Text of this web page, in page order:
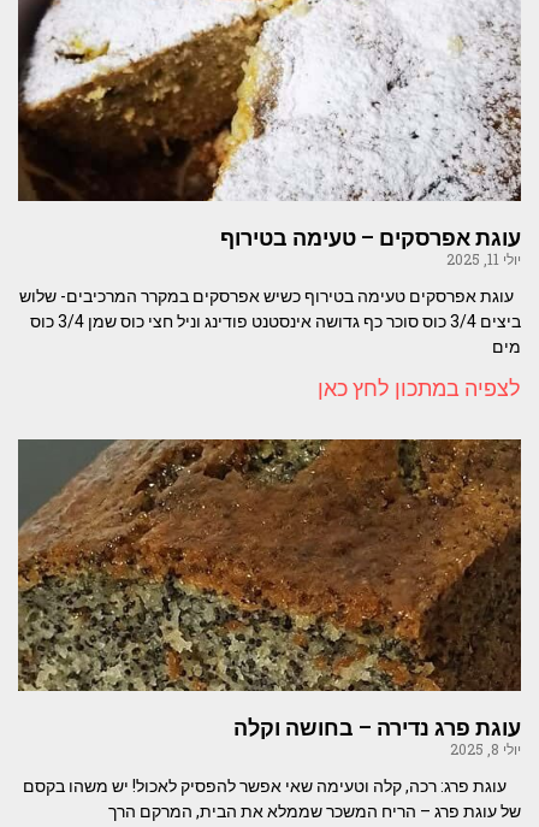
עוגת אפרסקים – טעימה בטירוף
יולי 11, 2025
עוגת אפרסקים טעימה בטירוף כשיש אפרסקים במקרר המרכיבים- שלוש
ביצים 3/4 כוס סוכר כף גדושה אינסטנט פודינג וניל חצי כוס שמן 3/4 כוס
מים
לצפיה במתכון לחץ כאן
עוגת פרג נדירה – בחושה וקלה
יולי 8, 2025
עוגת פרג: רכה, קלה וטעימה שאי אפשר להפסיק לאכול! יש משהו בקסם
של עוגת פרג – הריח המשכר שממלא את הבית, המרקם הרך